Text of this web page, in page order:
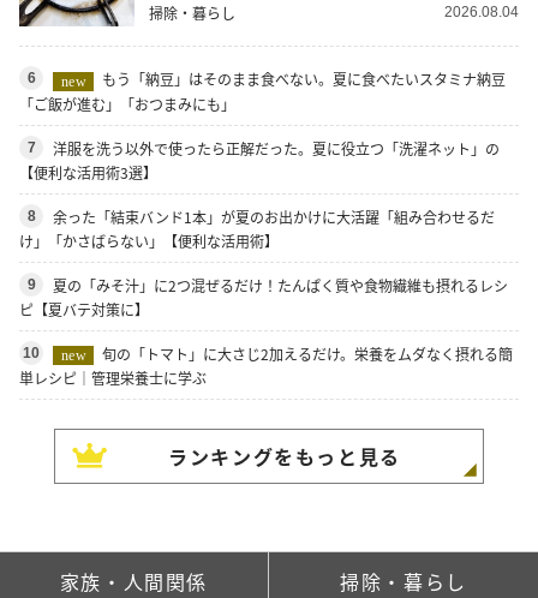
掃除・暮らし 2026.08.04
6 new
もう「納豆」はそのまま食べない。夏に食べたいスタミナ納豆
「ご飯が進む」「おつまみにも」
7
洋服を洗う以外で使ったら正解だった。夏に役立つ「洗濯ネット」の
【便利な活用術3選】
8
余った「結束バンド1本」が夏のお出かけに大活躍「組み合わせるだ
け」「かさばらない」【便利な活用術】
9
夏の「みそ汁」に2つ混ぜるだけ！たんぱく質や食物繊維も摂れるレシ
ピ【夏バテ対策に】
10 new
旬の「トマト」に大さじ2加えるだけ。栄養をムダなく摂れる簡
単レシピ｜管理栄養士に学ぶ
ランキングをもっと見る
家族・人間関係 掃除・暮らし